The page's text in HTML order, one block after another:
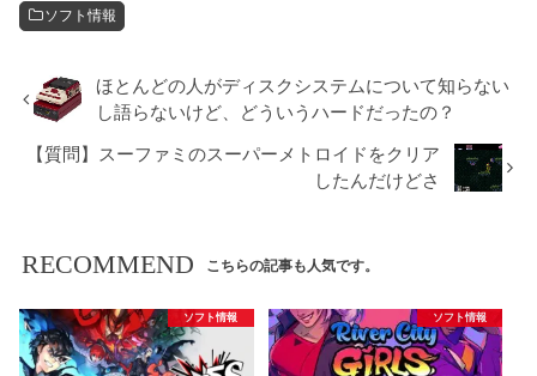
ソフト情報
ほとんどの人がディスクシステムについて知らない
し語らないけど、どういうハードだったの？
【質問】スーファミのスーパーメトロイドをクリア
したんだけどさ
RECOMMEND こちらの記事も人気です。
ソフト情報 ソフト情報